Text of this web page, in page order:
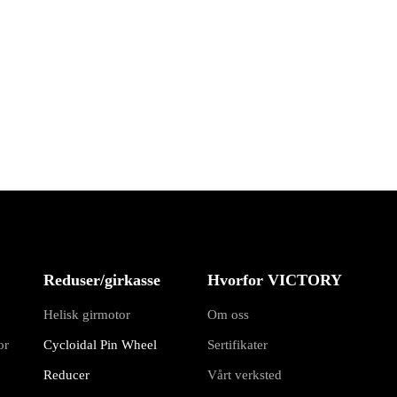
Reduser/girkasse
Helisk girmotor
Cycloidal Pin Wheel
Reducer
Hvorfor VICTORY
Om oss
Sertifikater
Vårt verksted